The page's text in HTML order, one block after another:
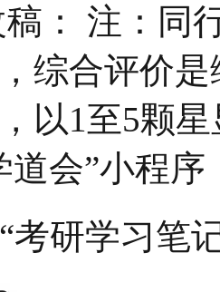
： 注：同
综合评价
以1至5颗
道会”小程序
考研学习笔